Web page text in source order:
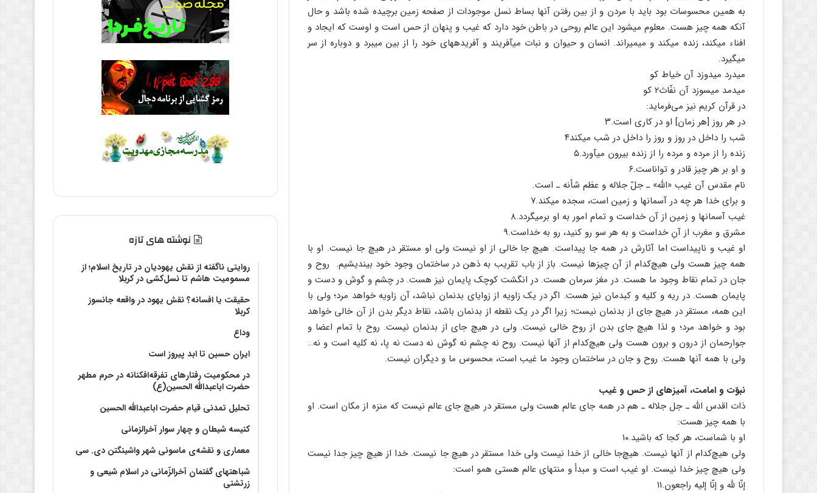
به همین محسوسات بود باید با مردن و از بین رفتن آنها بساط نسل موجودات از صفحه زمین برچیده شده باشد و حال
آنکه همه چیز هست. معلوم می‏شود این عالم روحی در باطن خود دارد که غیب و پنهان از حس است و اوست که ایجاد و
افناء می‏کند، زنده می‏کند و می‏میراند. انسان و حیوان و نبات می‏آفریند و آفریده‏های خود را از بین می‏برد و دوباره از سر
می‏گیرد.
می‏درد می‏دوزد آن خیاط کو
می‏دمد می‏سوزد آن نفّاث۲‏ کو
در قرآن کریم نیز می‌فرماید:
در هر روز [هر زمان‏] او در کاری است.۳
شب را داخل در روز و روز را داخل در شب می‏کند۴
زنده را از مرده و مرده را از زنده بیرون می‏آورد.۵
و او بر هر چیز قادر و تواناست.۶
نام مقدس آن غیب «الله» ـ جلّ جلاله و عظم شأنه ـ است.
و برای خدا هر چه در آسمان‏ها و زمین است، سجده می‏کند.۷
غیب آسمان‏ها و زمین از آن خداست و تمام امور به او برمی‏گردد.۸
مشرق و مغرب از آنِ خداست و به هر سو رو کنید، رو به خداست.۹
او غیب و ناپیداست اما آثارش در همه جا پیداست. هیچ جا خالی از او نیست ولی او مستقر در هیچ جا نیست. او با
همه چیز هست ولی هیچ‌کدام از آن چیزها نیست. باز از باب تقریب به ذهن در ساختمان وجود خود بیندیشیم. روح و
جان در تمام نقاط وجود ما هست. در مغز سرمان هست. در انگشت کوچک پایمان نیز هست. در چشم و گوش و دست و
پایمان هست. در ریه و کلیه و کبدمان نیز هست. اگر در یک زاویه از زوایای بدنمان نباشد، آن زاویه خواهد مرد؛ ولی با
این همه، مستقر در هیچ جای از بدنمان نیست؛ زیرا اگر در یک نقطه از بدنمان باشد، نقاط دیگر بدن از آن خالی خواهد
بود و خواهد مرد؛ و لذا هیچ جای بدن از روح خالی نیست. ولی در هیچ جای از بدنمان نیست. روح با تمام اعضا و
جوارحمان از درون و برون هست ولی هیچ‌کدام از آنها نیست. روح نه چشم نه گوش نه دست نه پا، نه کلیه ‏است و نه…
ولی با همه آنها هست. روح و جان در ساختمان وجود ما غیب است، محسوس ما و دیگران نیست.
نبوّت و امامت، آمیزه‏ای از حس و غیب
ذات اقدس الله ـ جل جلاله ـ هم در همه جای عالم هست ولی مستقر در هیچ‏ جای عالم نیست که منزه از مکان است. او
با همه چیز هست:
او با شماست، هر کجا که باشید.۱۰
ولی هیچ‌کدام از آنها نیست. هیچ‌جا خالی از خدا نیست ولی خدا مستقر در هیچ جا نیست. خدا از هیچ چیز جدا نیست
ولی هیچ چیز خدا نیست. او غیب است و مبدأ و منتهای عالم هستی همو است:
إنّا لله و إنّا إلیه راجعون.۱۱
نوشته های تازه
روایتی ناگفته از نقش یهودیان در تاریخ اسلام؛ از
مسمومیت هاشم تا نسل‌کشی در کربلا
حقیقت یا افسانه؟‌ نقش یهود در واقعه جانسوز
کربلا
وداع
ایران حسین تا ابد پیروز است
در محکومیت رفتارهای تفرقه‌افکنانه در حرم مطهر
حضرت اباعبدالله الحسین(ع)
تحلیل تمدنی قیام حضرت اباعبدالله الحسین
کنیسه شیطان و چهار سوار آخرالزمانی
معماری و نقشه‌ی ماسونی شهر واشينگتن دی. سی
شباهتهای گفتمان آخر‌الزّمانی در اسلام شیعی و
زرتشتی